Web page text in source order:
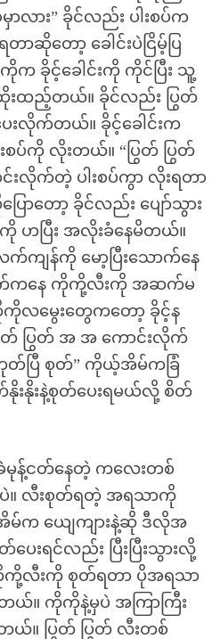
လား” ခိုင်လည်း ပါးစပ်က
ာဆိုတော့ ခေါင်းပဲငြိမ့်ပြ
ခိုင့်ခေါင်းကို ကိုင်ပြီး သူ့
းထည့်တယ်။ ခိုင်လည်း ပြွတ်
းလိုက်တယ်။ ခိုင့်ခေါင်းက
စပ်ကို လိုးတယ်။ “ပြွတ် ပြွတ်
င်းလိုက်တဲ့ ပါးစပ်ကွာ လိုးရတာ
ာတော့ ခိုင်လည်း ပျော်သွား
ဟပြီး အလိုးခံနေမိတယ်။
ကျန်ကို မော့ပြီးသောက်နေ
က်ကနေ ကိုကို့လီးကို အဆက်မ
လမွေးတွေကတော့ ခိုင့်န
ပြွတ် ပြွတ် အ အ ကောင်းလိုက်
ပြီ စုတ်” ကိုယ့်အိမ်ကခြံ
နိုးနိုးနဲ့စုတ်ပေးရမယ်လို့ စိတ်
န့်ငတ်နေတဲ့ ကလေးတစ်
ပဲ။ လီးစုတ်ရတဲ့ အရသာကို
က ယျေကျားနဲ့ဆို ဒီလိုအ
ပေးရင်လည်း ပြီးပြီးသွားလို့
ကိုကို့လီးကို စုတ်ရတာ ပိုအရသာ
ယ်။ ကိုကိုနဲ့မှပဲ အကြာကြီး
တယ်။ ပြွတ် ပြွတ် လီးတစ်